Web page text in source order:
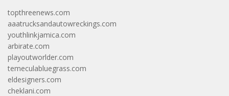
topthreenews.com
aaatrucksandautowreckings.com
youthlinkjamica.com
arbirate.com
playoutworlder.com
temeculabluegrass.com
eldesigners.com
cheklani.com